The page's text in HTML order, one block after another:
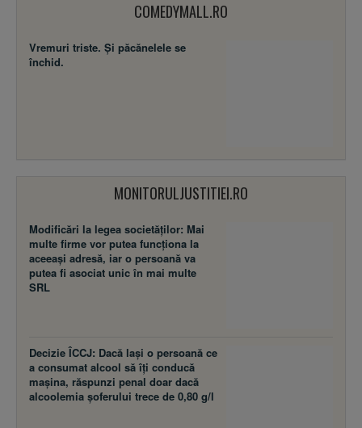
COMEDYMALL.RO
Vremuri triste. Şi păcănelele se
închid.
MONITORULJUSTITIEI.RO
Modificări la legea societăţilor: Mai
multe firme vor putea funcţiona la
aceeaşi adresă, iar o persoană va
putea fi asociat unic în mai multe
SRL
Decizie ÎCCJ: Dacă laşi o persoană ce
a consumat alcool să îţi conducă
maşina, răspunzi penal doar dacă
alcoolemia şoferului trece de 0,80 g/l